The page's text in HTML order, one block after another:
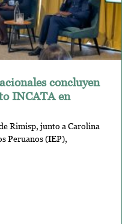
concluyen
INCATA en
Rimisp, junto a Carolina
Peruanos (IEP),